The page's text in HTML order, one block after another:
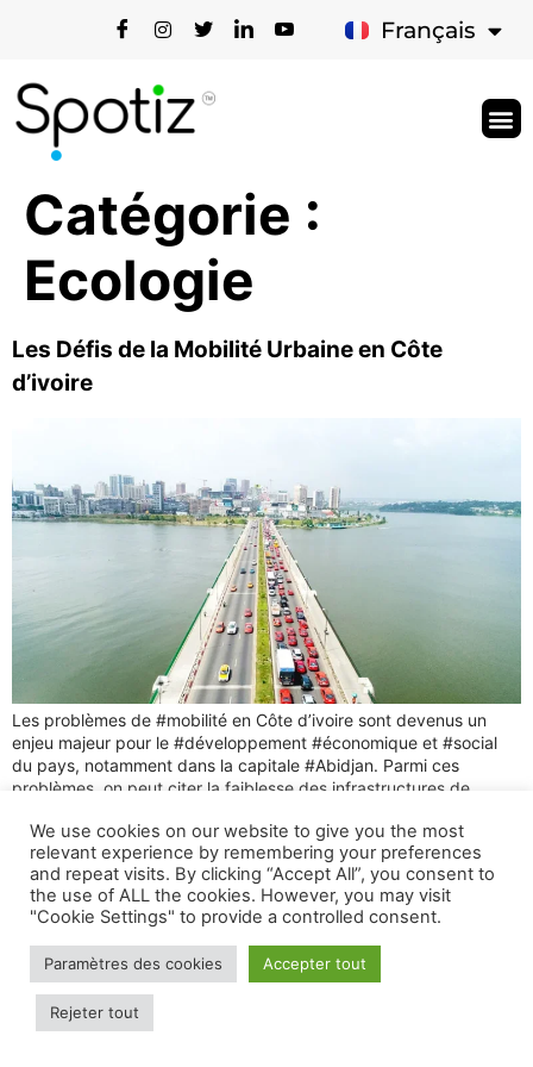
Français
English
Catégorie :
Ecologie
Les Défis de la Mobilité Urbaine en Côte
d’ivoire
Les problèmes de #mobilité en Côte d’ivoire sont devenus un
enjeu majeur pour le #développement #économique et #social
du pays, notamment dans la capitale #Abidjan. Parmi ces
problèmes, on peut citer la faiblesse des infrastructures de
des transports informels, et la pollution. Ces problèmes ont un
impact […]
Tous droits réservés 2025 © Spotiz.
We use cookies on our website to give you the most
relevant experience by remembering your preferences
and repeat visits. By clicking “Accept All”, you consent to
the use of ALL the cookies. However, you may visit
"Cookie Settings" to provide a controlled consent.
Paramètres des cookies Accepter tout
Rejeter tout